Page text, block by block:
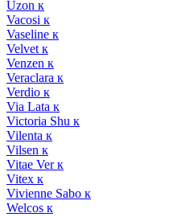
Uzon к
Vacosi к
Vaseline к
Velvet к
Venzen к
Veraclara к
Verdio к
Via Lata к
Victoria Shu к
Vilenta к
Vilsen к
Vitae Ver к
Vitex к
Vivienne Sabo к
Welcos к